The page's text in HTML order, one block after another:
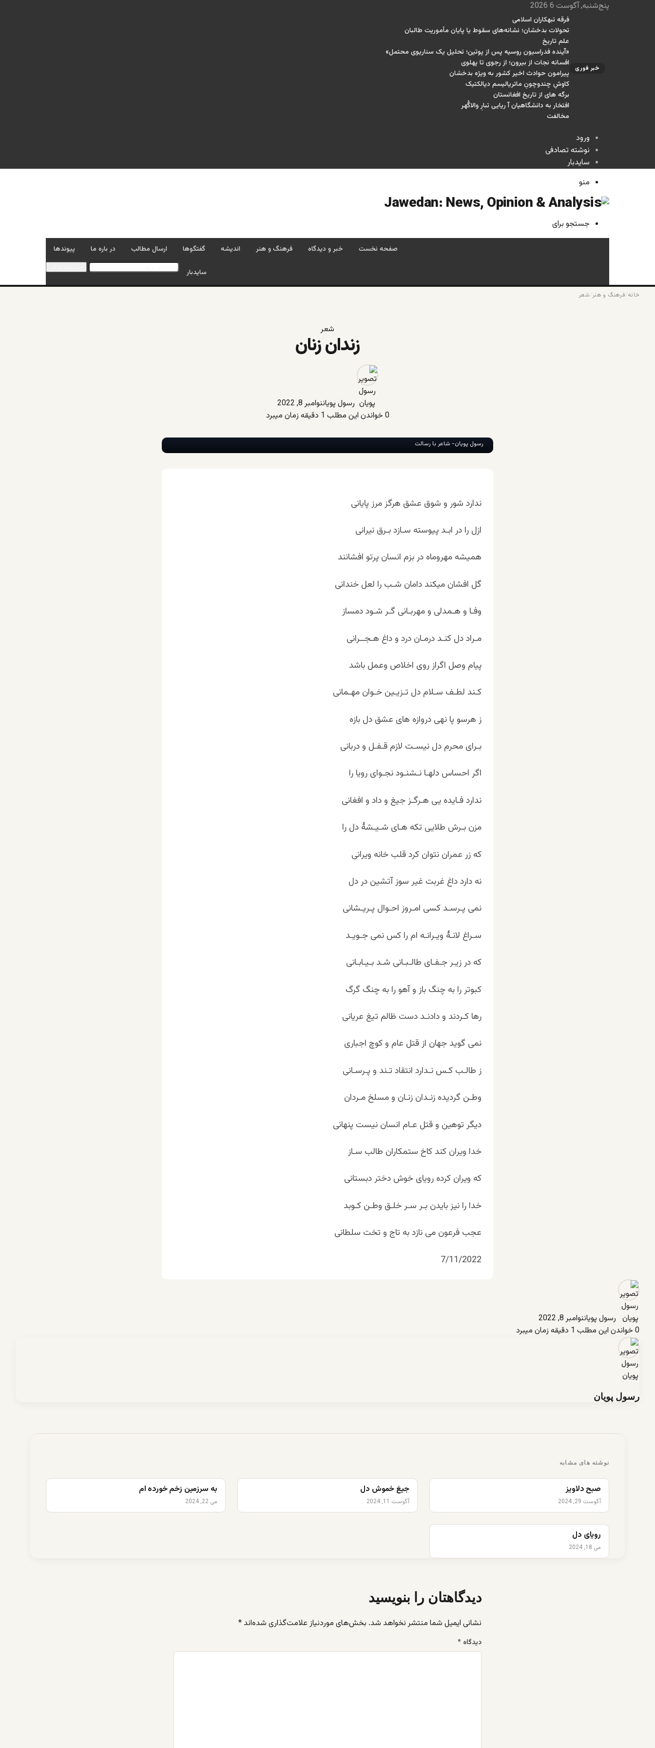
پنج‌شنبه, آگوست 6 2026
خبر فوری
فرقه تبهکاران اسلامی
تحولات بدخشان؛ نشانه‌های سقوط یا پایان مأموریت طالبان
علم تاریخ
«آینده فدراسیون روسیه پس از پوتین؛ تحلیل یک سناریوی محتمل»
افسانه نجات از بیرون؛ از رجوی تا پهلوی
پیرامون حوادث اخیر کشور به ویژه بدخشان
کاوشِ چندو‌چونِ ماتریالیسم دیالکتیک
برگه های از تاریخ افغانستان
افتخار به دانشگاهیان آ ریایی تبارِ والاگُهر
مخالفت
ورود
نوشته تصادفی
سایدبار
منو
جستجو برای
صفحه نخست خبر و دیدگاه فرهنگ و هنر اندیشه گفتگوها ارسال مطالب در باره ما پیوندها
سایدبار
خانه فرهنگ و هنر شعر
شعر
زندان زنان
رسول پویاننوامبر 8, 2022
0 خواندن این مطلب 1 دقیقه زمان میبرد
رسول پویان- شاعر با رسالت
ندارد شور و شوق عشق هرگز مرز پایانی
ازل را در ابـد پیوسته سـازد بـرق نیرانی
همیشه مهروماه در بزم انسان پرتو افشانند
گل افشان میکند دامان شـب را لعل خندانی
وفـا و هـمدلی و مهربـانی گـر شـود دمساز
مـراد دل کنـد درمـان درد و داغ هـجــرانی
پیام وصل اگراز روی اخلاص وعمل باشد
کـند لطـف سـلام دل تـزیـین خـوان مهـمانی
ز هرسو پا نهی دروازه های عشق دل بازه
بـرای محرم دل نیسـت لازم قـفـل و دربانی
اگر احساس دل‏هـا نـشنـود نجـوای رویا را
ندارد فـایده یی هـرگـز جیغ و داد و افغانی
مزن بـرش طلایی تکه هـای شـیـشۀ دل را
که زر عمران نتوان کرد قلب خانه ویرانی
نه دارد داغ غربت غیر سوز آتشین در دل
نمی پـرسـد کسی امـروز احـوال پـریـشانی
سـراغ لانـۀ ویـرانـه ام را کس نمی جـویـد
که در زیـر جـفـای طالـبـانی شـد بـیـابـانی
کبوتر را به چنگ باز و آهو را به چنگ گرگ
رها کـردند و دادنـد دست ظالم تیغ عریانی
نمی گوید جهان از قتل عام و کوچ اجباری
ز طالـب کـس نـدارد انتقاد تـند و پـرسـانی
وطـن گردیده زنـدان زنـان و مسلخ مـردان
دیگر توهین و قتل عـام انسان نیست پنهانی
خدا ویران کند کاخ ستمکاران طالب سـاز
که ویران کرده رویای خوش دختر دبستانی
خدا را نیز بایدن بـر سـر خلـق وطـن کـوبد
عجب فرعون می نازد به تاج و تخت سلطانی
7/11/2022
رسول پویاننوامبر 8, 2022
0 خواندن این مطلب 1 دقیقه زمان میبرد
رسول پویان
نوشته های مشابه
صبح دلاویز
آگوست 29, 2024
جیغ خموش دل
آگوست 11, 2024
به سرزمین زخم خورده ام
می 22, 2024
رویای دل
می 18, 2024
دیدگاهتان را بنویسید
نشانی ایمیل شما منتشر نخواهد شد. بخش‌های موردنیاز علامت‌گذاری شده‌اند *
دیدگاه *